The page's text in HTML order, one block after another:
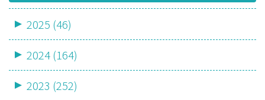
2025 (46)
2024 (164)
2023 (252)